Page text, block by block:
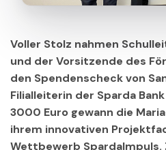
Voller Stolz nahmen
und der Vorsitzende des
den Spendenscheck von
Filialleiterin der Sparda
3000 Euro gewann die
ihrem innovativen
Wettbewerb